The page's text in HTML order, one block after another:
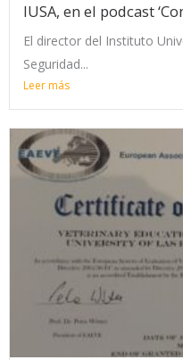
IUSA, en el podcast
El director del Instituto
Seguridad...
Leer más